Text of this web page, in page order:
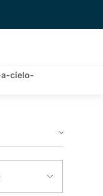
cielo-